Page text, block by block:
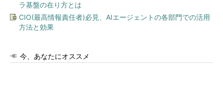
ラ基盤の在り方とは
CIO(最高情報責任者)必見、AIエージェントの各部門での活用
方法と効果
今、あなたにオススメ